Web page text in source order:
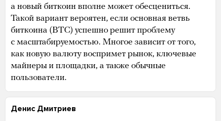
а новый биткоин вполне может обесцениться.
Такой вариант вероятен, если основная ветвь
биткоина (BTC) успешно решит проблему
с масштабируемостью. Многое зависит от того,
как новую валюту воспримет рынок, ключевые
майнеры и площадки, а также обычные
пользователи.
Денис Дмитриев